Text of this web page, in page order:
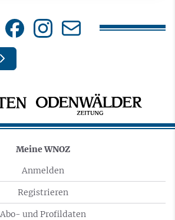
Meine WNOZ
Anmelden
Registrieren
Abo- und Profildaten